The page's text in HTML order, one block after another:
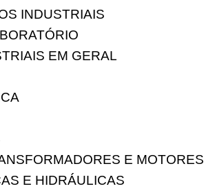
INDUSTRIAIS
EM GERAL
E MOTORES
E HIDRÁULICAS